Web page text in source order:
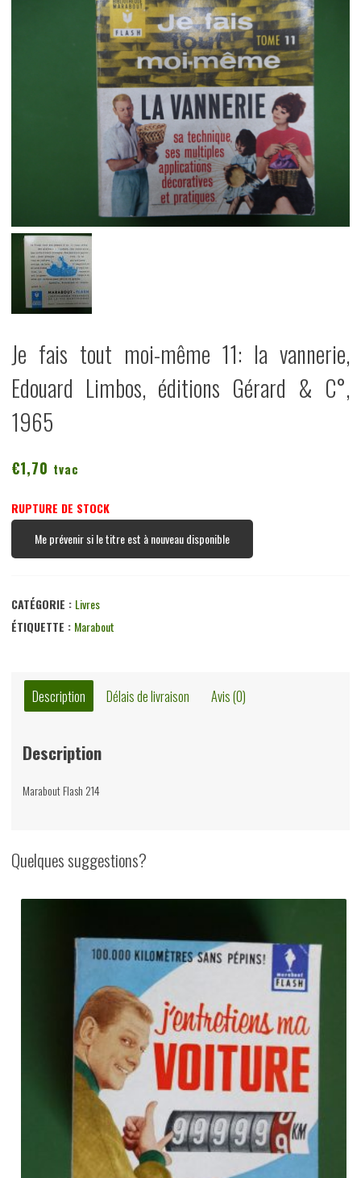
Je fais tout moi-même 11: la vannerie,
Edouard Limbos, éditions Gérard & C°,
1965
€1,70 tvac
RUPTURE DE STOCK
Me prévenir si le titre est à nouveau disponible
CATÉGORIE : Livres
ÉTIQUETTE : Marabout
Description Délais de livraison Avis (0)
Description
Marabout Flash 214
Quelques suggestions?